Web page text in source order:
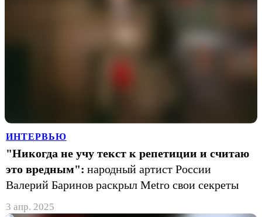
ИНТЕРВЬЮ
"Никогда не учу текст к репетиции и считаю
это вредным": народный артист России
Валерий Баринов раскрыл Metro свои секреты
3 апр. 2025